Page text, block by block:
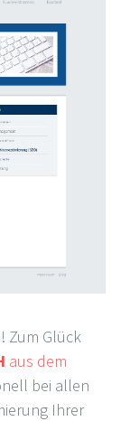
Zum Glück
aus dem
bei allen
Ihrer